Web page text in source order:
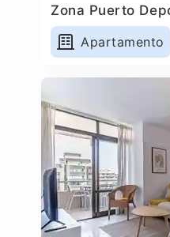
Zona Puerto
Apartamento